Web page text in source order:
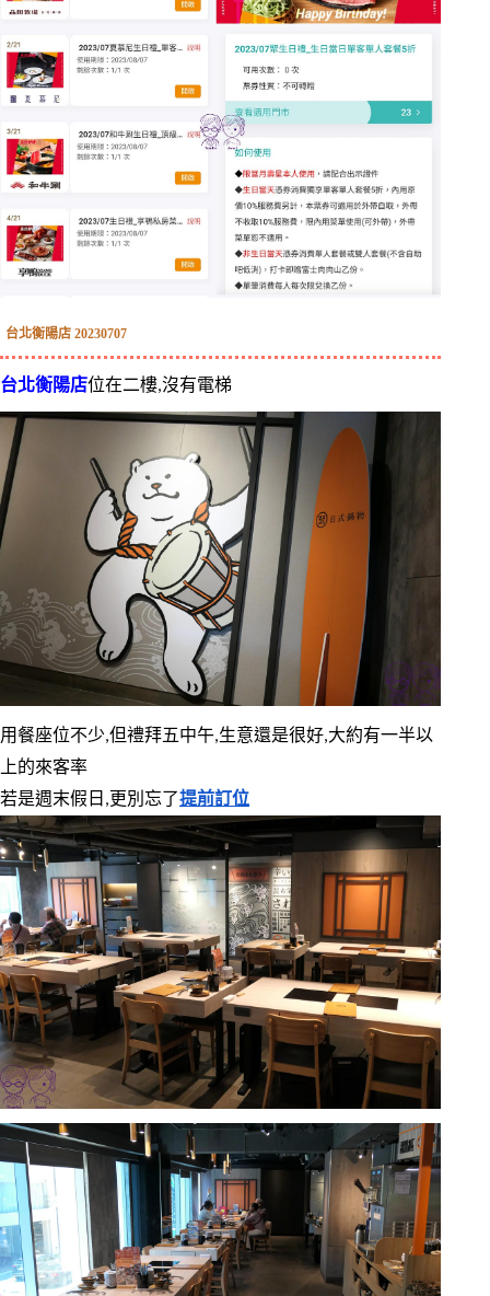
台北衡陽店 20230707
台北衡陽店位在二樓,沒有電梯
用餐座位不少,但禮拜五中午,生意還是很好,大約有一半以
上的來客率
若是週末假日,更別忘了 提前訂位